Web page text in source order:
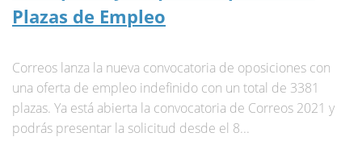
Plazas de Empleo
Correos lanza la nueva convocatoria de oposiciones con
una oferta de empleo indefinido con un total de 3381
plazas. Ya está abierta la convocatoria de Correos 2021 y
podrás presentar la solicitud desde el 8...